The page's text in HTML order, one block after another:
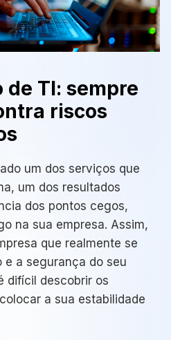
TI: sempre
riscos
um dos serviços que
um dos resultados
dos pontos cegos,
na sua empresa. Assim,
que realmente se
e a segurança do seu
difícil descobrir os
a sua estabilidade